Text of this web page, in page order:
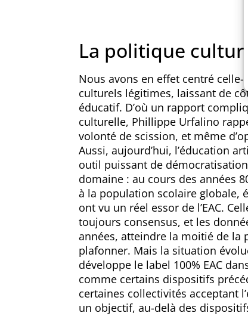
La politique
Nous avons en effet centré
culturels légitimes, laissant de
éducatif. D’où un rapport
culturelle, Phillippe Urfalino
volonté de scission, et même
Aussi, aujourd’hui, l’éducation
outil puissant de
domaine : au cours des années
à la population scolaire globale,
ont vu un réel essor de l’EAC.
toujours consensus, et les
années, atteindre la moitié de la
plafonner. Mais la situation
développe le label 100% EAC
comme certains dispositifs
certaines collectivités acceptant
un objectif, au-delà des